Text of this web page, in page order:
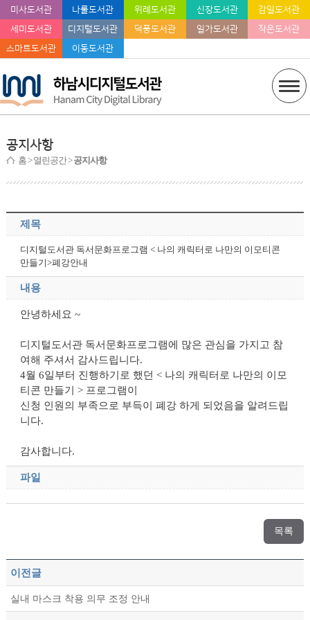
미사도서관 나룰도서관 위례도서관 신장도서관
감일도서관
세미도서관
디지털도서관 덕풍도서관 일가도서관
작은도서관
스마트도서관
이동도서관
공지사항
홈> 열린공간 >공지사항
제목
디지털도서관 독서문화프로그램 < 나의 캐릭터로 나만의 이모티콘
만들기>폐강안내
내용
안녕하세요 ~
디지털도서관 독서문화프로그램에 많은 관심을 가지고 참
여해 주셔서 감사드립니다.
4월 6일부터 진행하기로 했던 < 나의 캐릭터로 나만의 이모
티콘 만들기 > 프로그램이
신청 인원의 부족으로 부득이 폐강 하게 되었음을 알려드립
니다.
감사합니다.
파일
목록
이전글
실내 마스크 착용 의무 조정 안내